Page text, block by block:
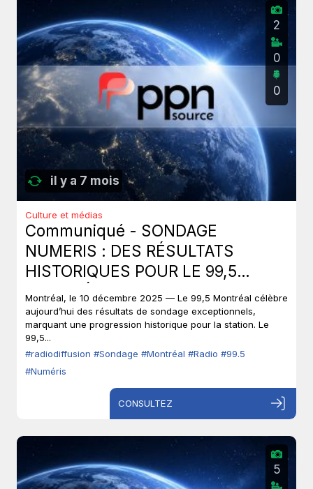
il y a 7 mois
2
0
0
Culture et médias
Communiqué - SONDAGE
NUMERIS : DES RÉSULTATS
HISTORIQUES POUR LE 99,5
MONTRÉAL.
Montréal, le 10 décembre 2025 — Le 99,5 Montréal célèbre
aujourd’hui des résultats de sondage exceptionnels,
marquant une progression historique pour la station. Le
99,5...
#radiodiffusion #Sondage #Montréal #Radio #99.5
#Numéris
CONSULTEZ
5